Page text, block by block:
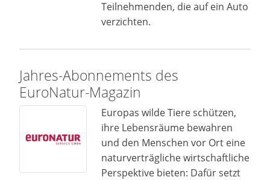
Teilnehmenden, die auf ein Auto
verzichten.
Jahres-Abonnements des
EuroNatur-Magazin
Europas wilde Tiere schützen,
ihre Lebensräume bewahren
und den Menschen vor Ort eine
naturverträgliche wirtschaftliche
Perspektive bieten: Dafür setzt